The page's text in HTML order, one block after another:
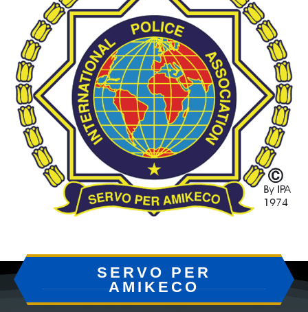
SERVO PER
AMIKECO